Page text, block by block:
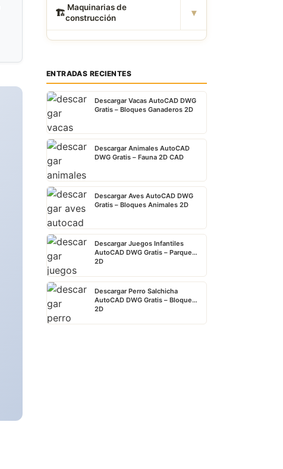
🏗 ️ Maquinarias de
construcción
▾
ENTRADAS RECIENTES
Descargar Vacas AutoCAD DWG
Gratis – Bloques Ganaderos 2D
Descargar Animales AutoCAD
DWG Gratis – Fauna 2D CAD
Descargar Aves AutoCAD DWG
Gratis – Bloques Animales 2D
Descargar Juegos Infantiles
AutoCAD DWG Gratis – Parque
2D
Descargar Perro Salchicha
AutoCAD DWG Gratis – Bloque
2D